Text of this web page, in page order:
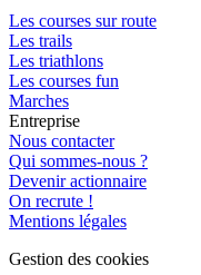
Les courses sur route
Les trails
Les triathlons
Les courses fun
Marches
Entreprise
Nous contacter
Qui sommes-nous ?
Devenir actionnaire
On recrute !
Mentions légales
Gestion des cookies